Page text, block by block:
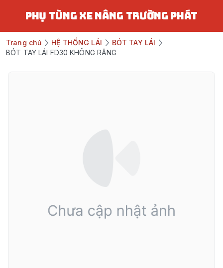
PHỤ TÙNG XE NÂNG TRƯỜNG PHÁT
Trang chủ HỆ THỐNG LÁI
BÓT TAY LÁI
BÓT TAY LÁI FD30 KHÔNG RĂNG